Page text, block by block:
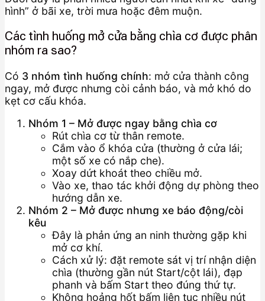
hình” ở bãi xe, trời mưa hoặc đêm muộn.
Các tình huống mở cửa bằng chìa cơ được phân
nhóm ra sao?
Có 3 nhóm tình huống chính: mở cửa thành công
ngay, mở được nhưng còi cảnh báo, và mở khó do
kẹt cơ cấu khóa.
Nhóm 1 – Mở được ngay bằng chìa cơ
Rút chìa cơ từ thân remote.
Cắm vào ổ khóa cửa (thường ở cửa lái;
một số xe có nắp che).
Xoay dứt khoát theo chiều mở.
Vào xe, thao tác khởi động dự phòng theo
hướng dẫn xe.
Nhóm 2 – Mở được nhưng xe báo động/còi
kêu
Đây là phản ứng an ninh thường gặp khi
mở cơ khí.
Cách xử lý: đặt remote sát vị trí nhận diện
chìa (thường gần nút Start/cột lái), đạp
phanh và bấm Start theo đúng thứ tự.
Không hoảng hốt bấm liên tục nhiều nút